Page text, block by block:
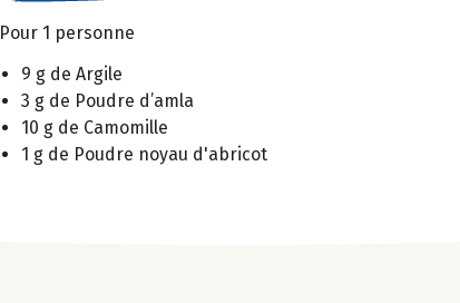
Pour 1 personne
9 g de Argile
3 g de Poudre d’amla
10 g de Camomille
1 g de Poudre noyau d'abricot